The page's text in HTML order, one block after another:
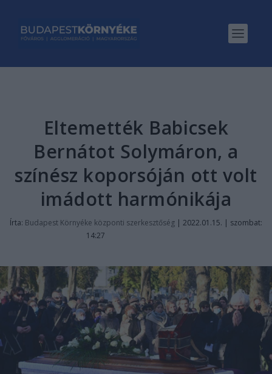
Eltemették Babicsek
Bernátot Solymáron, a
színész koporsóján ott volt
imádott harmónikája
Írta: Budapest Környéke központi szerkesztőség | 2022.01.15. | szombat:
14:27